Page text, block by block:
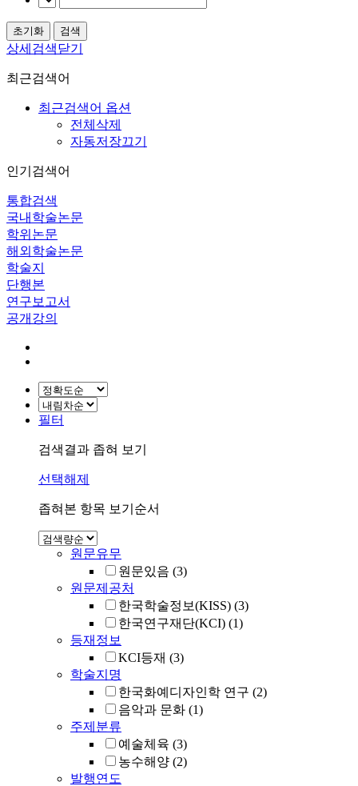
상세검색닫기
최근검색어
최근검색어 옵션
전체삭제
자동저장끄기
인기검색어
통합검색
국내학술논문
학위논문
해외학술논문
학술지
단행본
연구보고서
공개강의
필터
검색결과 좁혀 보기
선택해제
좁혀본 항목 보기순서
원문유무
원문있음 (3)
원문제공처
한국학술정보(KISS) (3)
한국연구재단(KCI) (1)
등재정보
KCI등재 (3)
학술지명
한국화예디자인학 연구 (2)
음악과 문화 (1)
주제분류
예술체육 (3)
농수해양 (2)
발행연도